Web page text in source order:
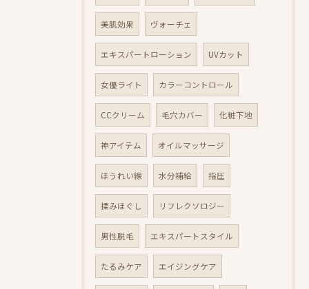
美肌効果 ヴォーチェ
エキスパートローション UVカット
女優ライト カラーコントロール
CCクリーム 毛穴カバー 化粧下地
神アイテム オイルマッサージ
ほうれい線 水分補給 指圧
揉みほぐし リフレクソロジー
男性脱毛 エキスパートスタイル
たるみケア エイジングケア